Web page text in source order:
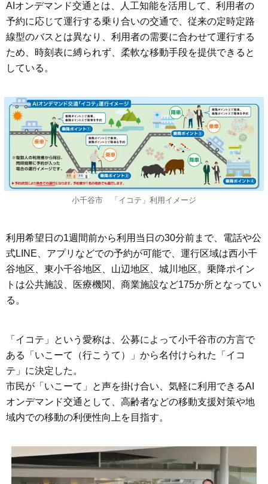
AIオンデマンド交通とは、人工知能を活用して、利用者の
予約に応じて運行する乗り合いの交通で、従来の定時定路
線型のバスとは異なり、利用者の需要に合わせて運行する
ため、時刻表に縛られず、柔軟な移動手段を提供できると
している。
小千谷市 「イコテ」利用イメージ
利用希望日の1週間前から利用当日の30分前まで、電話や公
式LINE、アプリなどでの予約が可能で、運行区域は西小千
谷地区、東小千谷地区、山辺地区、城川地区。乗降ポイン
トは公共施設、医療機関、商業施設など175か所となってい
る。
「イコテ」という愛称は、公募によって小千谷市の方言で
ある「いこーて（行こうて）」から名付けられた「イコ
テ」に決定した。
市民が「いこーて」と声を掛け合い、気軽に利用できるAI
オンデマンド交通として、高齢者などの移動支援対策や地
域内での移動の利便性向上を目指す。